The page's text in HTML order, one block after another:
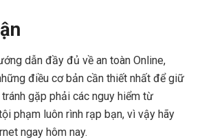
dẫn đầy đủ về an toàn Online,
điều cơ bản cần thiết nhất để giữ
gặp phải các nguy hiểm từ
phạm luôn rình rạp bạn, vì vậy hãy
ngay hôm nay.